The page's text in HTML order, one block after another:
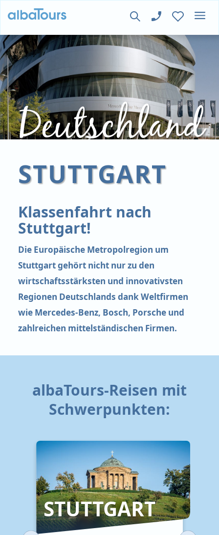
Deutschland
STUTTGART
Klassenfahrt nach
Stuttgart!
Die Europäische Metropolregion um
Stuttgart gehört nicht nur zu den
wirtschaftsstärksten und innovativsten
Regionen Deutschlands dank Weltfirmen
wie Mercedes-Benz, Bosch, Porsche und
zahlreichen mittelständischen Firmen.
albaTours-Reisen mit
Schwerpunkten:
STUTTGART